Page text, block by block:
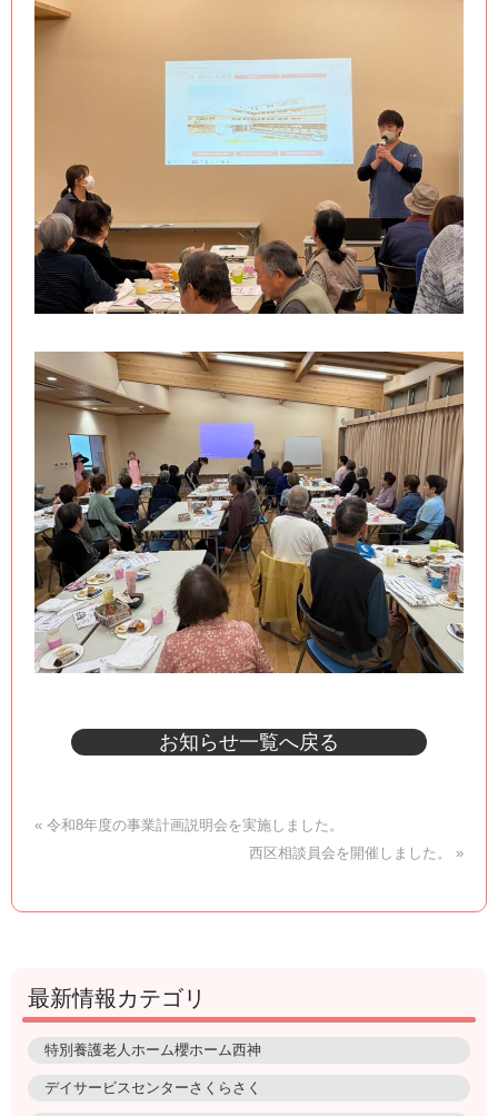
お知らせ一覧へ戻る
« 令和8年度の事業計画説明会を実施しました。
西区相談員会を開催しました。 »
最新情報カテゴリ
特別養護老人ホーム櫻ホーム西神
デイサービスセンターさくらさく